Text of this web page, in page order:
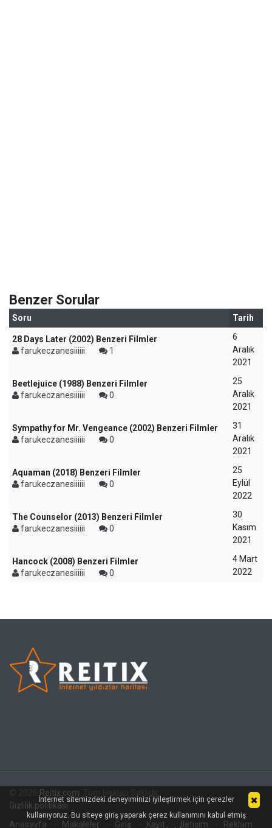
Benzer Sorular
Soru Tarih
28 Days Later (2002) Benzeri Filmler
farukeczanesiiiiii
1
6
Aralık
2021
Beetlejuice (1988) Benzeri Filmler
farukeczanesiiiiii
0
25
Aralık
2021
Sympathy for Mr. Vengeance (2002) Benzeri Filmler
farukeczanesiiiiii
0
31
Aralık
2021
Aquaman (2018) Benzeri Filmler
farukeczanesiiiiii
0
25
Eylül
2022
The Counselor (2013) Benzeri Filmler
farukeczanesiiiiii
0
30
Kasım
2021
Hancock (2008) Benzeri Filmler
farukeczanesiiiiii
0
4 Mart
2022
Reitix.com
Gizlilik politikası
Anasayfa
Makaleler Giriş Kayıt İletişim Reklam
İnternet sitemizdeki deneyiminizi iyileştirmek için çerezler
kullanıyoruz. Bu siteye giriş yaparak çerez kullanımını kabul etmiş